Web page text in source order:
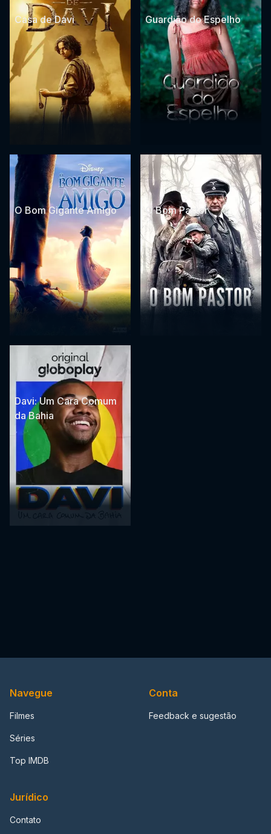
Casa de Davi Guardião do Espelho
O Bom Gigante Amigo O Bom Pastor
Davi: Um Cara Comum
da Bahia
Navegue
Filmes
Séries
Top IMDB
Conta
Feedback e sugestão
Jurídico
Contato